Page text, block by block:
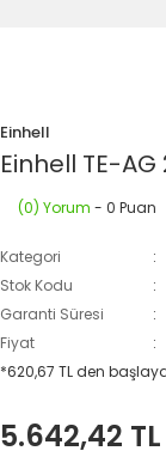
Einhell
Einhell TE-
(0) Yorum - 0 Puan
Kategori
Stok Kodu
Garanti Süresi
Fiyat
*620,67 TL den
5.642,42 TL